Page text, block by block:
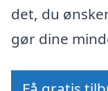
det, du
gør dine